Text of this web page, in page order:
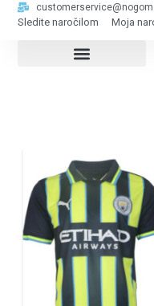
Sledite naročilom Moja